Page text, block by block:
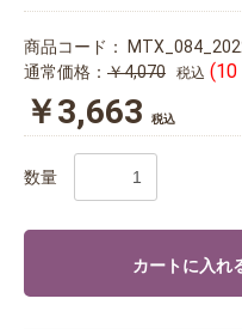
商品コード：
通常価格： ￥4,070 税込 (10
￥3,663 税込
数量
カートに入れ